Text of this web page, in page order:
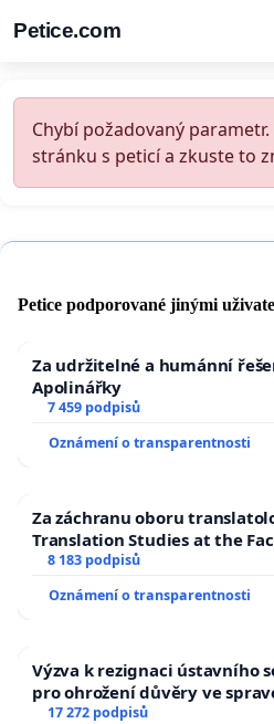
Petice.com
Chybí požadovaný
stránku s peticí a zkuste to
Petice podporované jinými
Za udržitelné a humánní
Apolinářky
7 459 podpisů
Oznámení o transparentnosti
Za záchranu oboru
Translation Studies at the
University
8 183 podpisů
Oznámení o transparentnosti
Výzva k rezignaci ústavního
pro ohrožení důvěry ve
17 272 podpisů